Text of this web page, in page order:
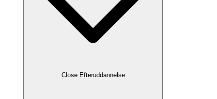
Close Efteruddannelse